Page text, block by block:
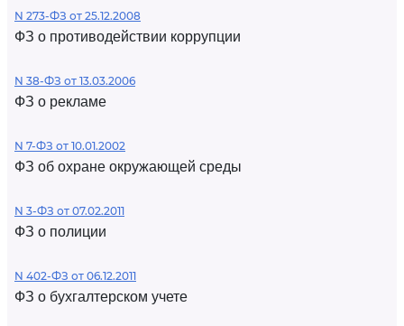
N 273-ФЗ от 25.12.2008
ФЗ о противодействии коррупции
N 38-ФЗ от 13.03.2006
ФЗ о рекламе
N 7-ФЗ от 10.01.2002
ФЗ об охране окружающей среды
N 3-ФЗ от 07.02.2011
ФЗ о полиции
N 402-ФЗ от 06.12.2011
ФЗ о бухгалтерском учете